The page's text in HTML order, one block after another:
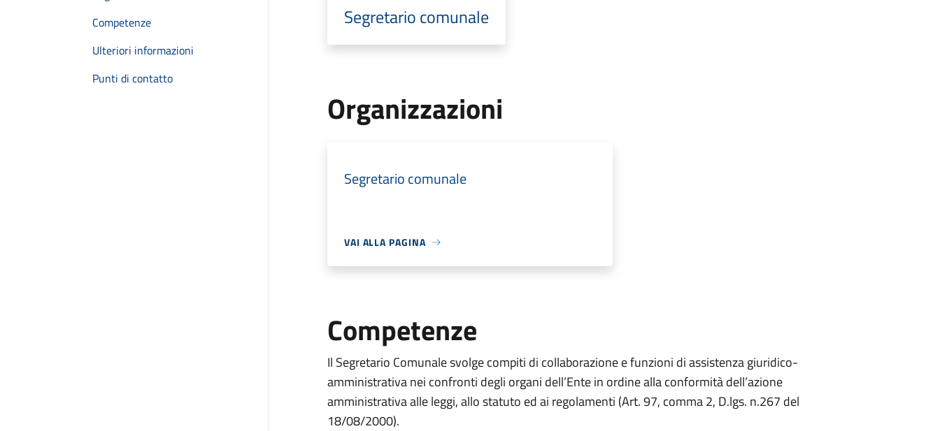
Competenze
Ulteriori informazioni
Punti di contatto
Segretario comunale
Organizzazioni
Segretario comunale
VAI ALLA PAGINA
Competenze
Il Segretario Comunale svolge compiti di collaborazione e funzioni di assistenza giuridico-
amministrativa nei confronti degli organi dell’Ente in ordine alla conformità dell’azione
amministrativa alle leggi, allo statuto ed ai regolamenti (Art. 97, comma 2, D.lgs. n.267 del
18/08/2000).